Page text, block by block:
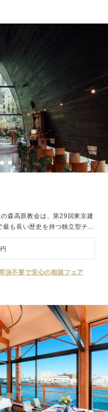
森高原教会は、第29回東京建
も長い歴史を持つ独立型チャ
まいは訪れる人々を魅了しま
は四季折々の表情を見せなが
を誓うお2人を優しく包み込む
決不要で安心の相談フェア